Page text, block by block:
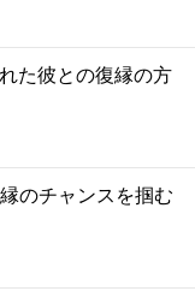
た彼との復縁の方
のチャンスを掴む